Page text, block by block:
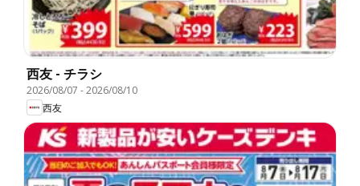
西友 - チラシ
2026/08/07 -2026/08/10
西友